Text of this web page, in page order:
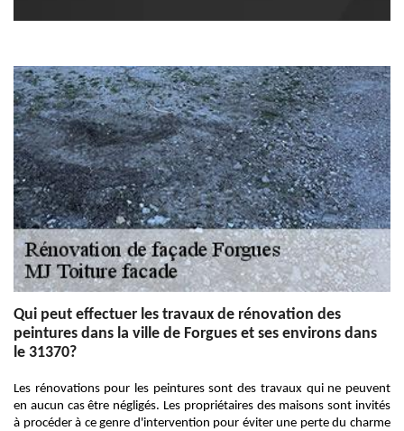
Qui peut effectuer les travaux de rénovation des
peintures dans la ville de Forgues et ses environs dans
le 31370?
Les rénovations pour les peintures sont des travaux qui ne peuvent
en aucun cas être négligés. Les propriétaires des maisons sont invités
à procéder à ce genre d'intervention pour éviter une perte du charme